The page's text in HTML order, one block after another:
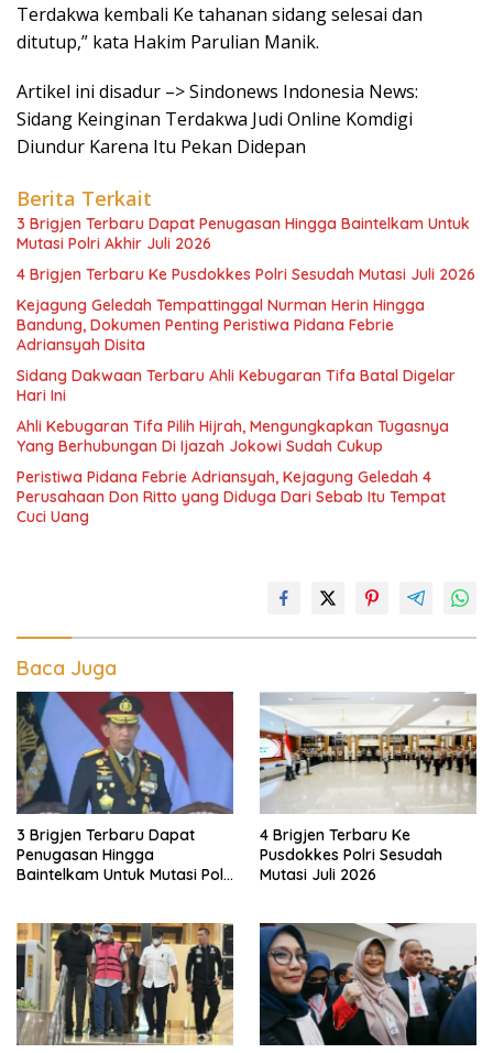
Terdakwa kembali Ke tahanan sidang selesai dan
ditutup,” kata Hakim Parulian Manik.
Artikel ini disadur –> Sindonews Indonesia News:
Sidang Keinginan Terdakwa Judi Online Komdigi
Diundur Karena Itu Pekan Didepan
Berita Terkait
3 Brigjen Terbaru Dapat Penugasan Hingga Baintelkam Untuk
Mutasi Polri Akhir Juli 2026
4 Brigjen Terbaru Ke Pusdokkes Polri Sesudah Mutasi Juli 2026
Kejagung Geledah Tempattinggal Nurman Herin Hingga
Bandung, Dokumen Penting Peristiwa Pidana Febrie
Adriansyah Disita
Sidang Dakwaan Terbaru Ahli Kebugaran Tifa Batal Digelar
Hari Ini
Ahli Kebugaran Tifa Pilih Hijrah, Mengungkapkan Tugasnya
Yang Berhubungan Di Ijazah Jokowi Sudah Cukup
Peristiwa Pidana Febrie Adriansyah, Kejagung Geledah 4
Perusahaan Don Ritto yang Diduga Dari Sebab Itu Tempat
Cuci Uang
Baca Juga
3 Brigjen Terbaru Dapat
Penugasan Hingga
Baintelkam Untuk Mutasi Polri
4 Brigjen Terbaru Ke
Pusdokkes Polri Sesudah
Mutasi Juli 2026